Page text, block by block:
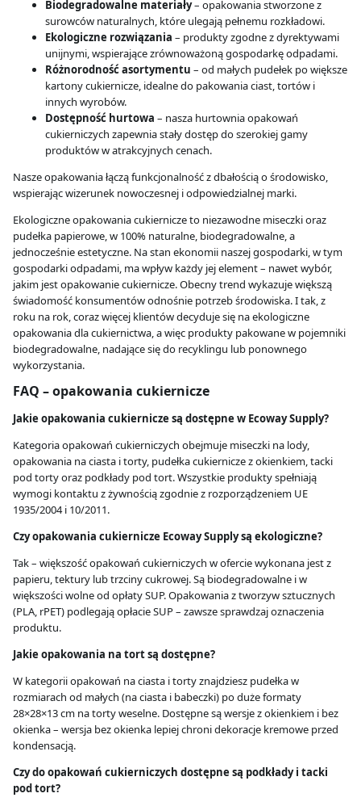
Biodegradowalne materiały– opakowania stworzone z
surowców naturalnych, które ulegają pełnemu rozkładowi.
Ekologiczne rozwiązania – produkty zgodne z dyrektywami
unijnymi, wspierające zrównoważoną gospodarkę odpadami.
Różnorodność asortymentu – od małych pudełek po większe
kartony cukiernicze, idealne do pakowania ciast, tortów i
innych wyrobów.
Dostępność hurtowa – nasza hurtownia opakowań
cukierniczych zapewnia stały dostęp do szerokiej gamy
produktów w atrakcyjnych cenach.
Nasze opakowania łączą funkcjonalność z dbałością o środowisko,
wspierając wizerunek nowoczesnej i odpowiedzialnej marki.
Ekologiczne opakowania cukiernicze to niezawodne miseczki oraz
pudełka papierowe, w 100% naturalne, biodegradowalne, a
jednocześnie estetyczne. Na stan ekonomii naszej gospodarki, w tym
gospodarki odpadami, ma wpływ każdy jej element – nawet wybór,
jakim jest opakowanie cukiernicze. Obecny trend wykazuje większą
świadomość konsumentów odnośnie potrzeb środowiska. I tak, z
roku na rok, coraz więcej klientów decyduje się na ekologiczne
opakowania dla cukiernictwa, a więc produkty pakowane w pojemniki
biodegradowalne, nadające się do recyklingu lub ponownego
wykorzystania.
FAQ – opakowania cukiernicze
Jakie opakowania cukiernicze są dostępne w Ecoway Supply?
Kategoria opakowań cukierniczych obejmuje miseczki na lody,
opakowania na ciasta i torty, pudełka cukiernicze z okienkiem, tacki
pod torty oraz podkłady pod tort. Wszystkie produkty spełniają
wymogi kontaktu z żywnością zgodnie z rozporządzeniem UE
1935/2004 i 10/2011.
Czy opakowania cukiernicze Ecoway Supply są ekologiczne?
Tak – większość opakowań cukierniczych w ofercie wykonana jest z
papieru, tektury lub trzciny cukrowej. Są biodegradowalne i w
większości wolne od opłaty SUP. Opakowania z tworzyw sztucznych
(PLA, rPET) podlegają opłacie SUP – zawsze sprawdzaj oznaczenia
produktu.
Jakie opakowania na tort są dostępne?
W kategorii opakowań na ciasta i torty znajdziesz pudełka w
rozmiarach od małych (na ciasta i babeczki) po duże formaty
28×28×13 cm na torty weselne. Dostępne są wersje z okienkiem i bez
okienka – wersja bez okienka lepiej chroni dekoracje kremowe przed
kondensacją.
Czy do opakowań cukierniczych dostępne są podkłady i tacki
pod tort?